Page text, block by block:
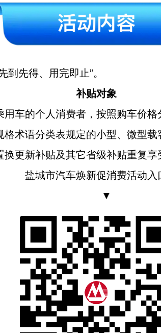
到先得、用完即止”。
补贴对象
车的个人消费者，按照购车价
术语分类表规定的小型、微型
更新补贴及其它省级补贴重复享
盐城市汽车焕新促消费活动入
▼